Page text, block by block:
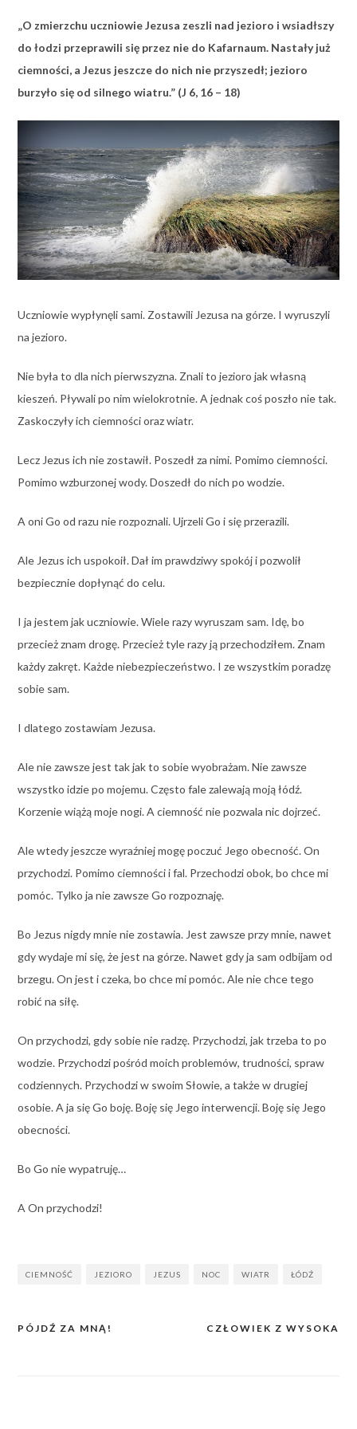
„O zmierzchu uczniowie Jezusa zeszli nad jezioro i wsiadłszy
do łodzi przeprawili się przez nie do Kafarnaum. Nastały już
ciemności, a Jezus jeszcze do nich nie przyszedł; jezioro
burzyło się od silnego wiatru.” (J 6, 16 – 18)
Uczniowie wypłynęli sami. Zostawili Jezusa na górze. I wyruszyli
na jezioro.
Nie była to dla nich pierwszyzna. Znali to jezioro jak własną
kieszeń. Pływali po nim wielokrotnie. A jednak coś poszło nie tak.
Zaskoczyły ich ciemności oraz wiatr.
Lecz Jezus ich nie zostawił. Poszedł za nimi. Pomimo ciemności.
Pomimo wzburzonej wody. Doszedł do nich po wodzie.
A oni Go od razu nie rozpoznali. Ujrzeli Go i się przerazili.
Ale Jezus ich uspokoił. Dał im prawdziwy spokój i pozwolił
bezpiecznie dopłynąć do celu.
I ja jestem jak uczniowie. Wiele razy wyruszam sam. Idę, bo
przecież znam drogę. Przecież tyle razy ją przechodziłem. Znam
każdy zakręt. Każde niebezpieczeństwo. I ze wszystkim poradzę
sobie sam.
I dlatego zostawiam Jezusa.
Ale nie zawsze jest tak jak to sobie wyobrażam. Nie zawsze
wszystko idzie po mojemu. Często fale zalewają moją łódź.
Korzenie wiążą moje nogi. A ciemność nie pozwala nic dojrzeć.
Ale wtedy jeszcze wyraźniej mogę poczuć Jego obecność. On
przychodzi. Pomimo ciemności i fal. Przechodzi obok, bo chce mi
pomóc. Tylko ja nie zawsze Go rozpoznaję.
Bo Jezus nigdy mnie nie zostawia. Jest zawsze przy mnie, nawet
gdy wydaje mi się, że jest na górze. Nawet gdy ja sam odbijam od
brzegu. On jest i czeka, bo chce mi pomóc. Ale nie chce tego
robić na siłę.
On przychodzi, gdy sobie nie radzę. Przychodzi, jak trzeba to po
wodzie. Przychodzi pośród moich problemów, trudności, spraw
codziennych. Przychodzi w swoim Słowie, a także w drugiej
osobie. A ja się Go boję. Boję się Jego interwencji. Boję się Jego
obecności.
Bo Go nie wypatruję…
A On przychodzi!
CIEMNOŚĆ JEZIORO JEZUS NOC WIATR ŁÓDŹ
Nawigacja
CZŁOWIEK Z WYSOKA
PÓJDŹ ZA MNĄ!